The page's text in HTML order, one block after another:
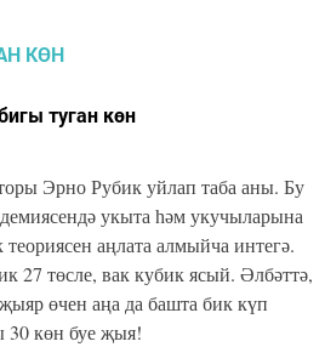
туган көн
Эрно Рубик уйлап таба аны. Бу
укыта һәм укучыларына
аңлата алмыйча интегә.
27 төсле, вак кубик ясый. Әлбәттә,
өчен аңа да башта бик күп
30 көн буе җыя!